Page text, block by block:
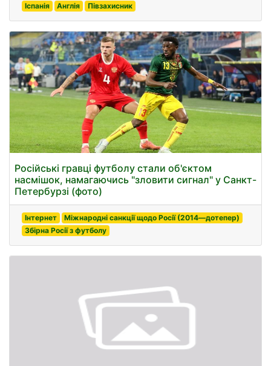
Іспанія Англія Півзахисник
Російські гравці футболу стали об'єктом
насмішок, намагаючись "зловити сигнал" у Санкт-
Петербурзі (фото)
Інтернет
Міжнародні санкції щодо Росії (2014—дотепер)
Збірна Росії з футболу